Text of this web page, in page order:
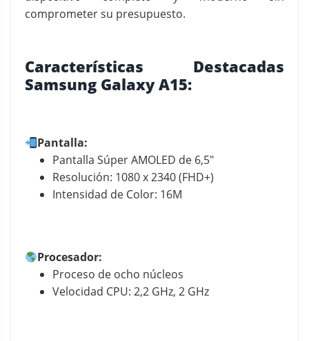
0
h
a
$
.
comprometer su presupuesto.
Características Destacadas
Samsung Galaxy A15:
Pantalla:
Pantalla Súper AMOLED de 6,5″
Resolución: 1080 x 2340 (FHD+)
Intensidad de Color: 16M
Procesador:
Proceso de ocho núcleos
Velocidad CPU: 2,2 GHz, 2 GHz